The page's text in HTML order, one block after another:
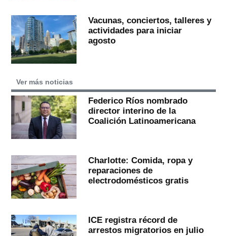
Vacunas, conciertos, talleres y
actividades para iniciar
agosto
Ver más noticias
Federico Ríos nombrado
director interino de la
Coalición Latinoamericana
Charlotte: Comida, ropa y
reparaciones de
electrodomésticos gratis
ICE registra récord de
arrestos migratorios en julio